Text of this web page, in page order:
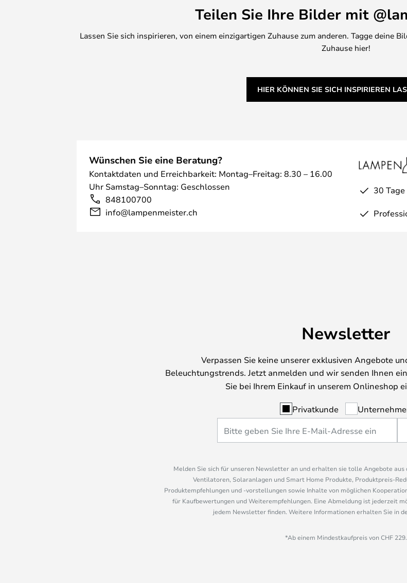
Teilen Sie Ihre Bilder mit
Lassen Sie sich inspirieren, von einem einzigartigen Zuhause zum anderen. Tagge deine
Zuhause hier!
HIER KÖNNEN SIE SICH INSPIRIEREN
Wünschen Sie eine Beratung?
Kontaktdaten und Erreichbarkeit: Montag–Freitag: 8.30 – 16.00
Uhr Samstag–Sonntag: Geschlossen
848100700
info@lampenmeister.ch
30
Newsletter
Verpassen Sie keine unserer exklusiven Angebote
Beleuchtungstrends. Jetzt anmelden und wir senden Ihnen
Sie bei Ihrem Einkauf in unserem Onlineshop
Privatkunde
Melden Sie sich für unseren Newsletter an und erhalten sie tolle Angebote
Ventilatoren, Solaranlagen und Smart Home Produkte, Produktpreis-
Produktempfehlungen und -vorstellungen sowie Inhalte von möglichen
für Kaufbewertungen und Weiterempfehlungen. Eine Abmeldung ist jederzeit
jedem Newsletter finden. Weitere Informationen erhalten Sie in
*Ab einem Mindestkaufpreis von CHF 229.